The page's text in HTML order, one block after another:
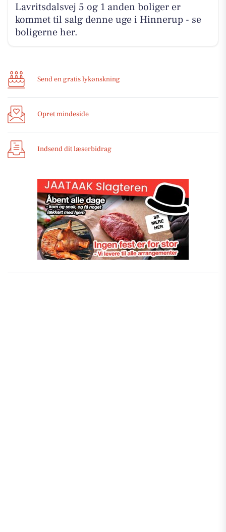
Lavritsdalsvej 5 og 1 anden boliger er
kommet til salg denne uge i Hinnerup - se
boligerne her.
Send en gratis lykønskning
Opret mindeside
Indsend dit læserbidrag